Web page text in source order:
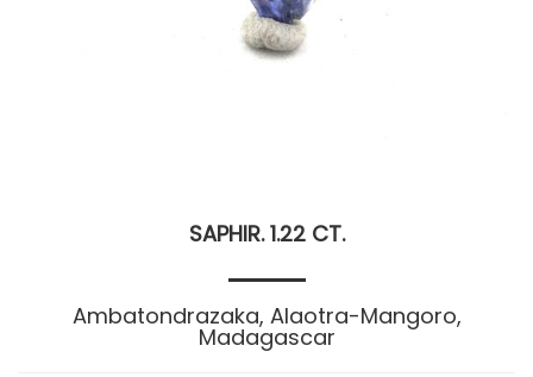
SAPHIR. 1.22 CT.
Ambatondrazaka, Alaotra-Mangoro,
Madagascar